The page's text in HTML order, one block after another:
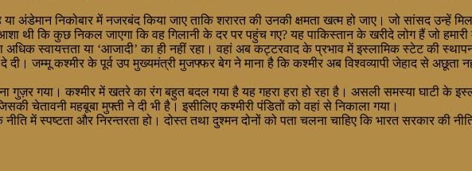
निकोबार में नजरबंद किया जाए ताकि शरारत की उनकी क्षमता खत्म हो जाए। जो सांसद उन्हें
कि कुछ निकल जाएगा कि वह गिलानी के दर पर पहुंच गए? यह पाकिस्तान के खरीदे लोग हैं जो हमारी
स्वायत्तता या ‘आजादी’ का ही नहीं रहा। वहां अब कट्टरवाद के प्रभाव में इस्लामिक स्टेट की
जम्मू कश्मीर के पूर्व उप मुख्यमंत्री मुजफ्फर बेग ने माना है कि कश्मीर अब विश्वव्यापी जेहाद से अछूता
गुज़र गया। कश्मीर में खतरे का रंग बहुत बदल गया है यह गहरा हरा हो रहा है। असली समस्या घाटी के
चेतावनी महबूबा मुफ्ती ने दी भी है। इसीलिए कश्मीरी पंडितों को वहां से निकाला गया।
में स्पष्टता और निरन्तरता हो। दोस्त तथा दुश्मन दोनों को पता चलना चाहिए कि भारत सरकार की